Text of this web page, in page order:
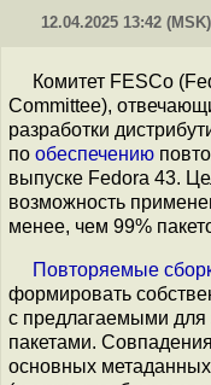
12.04.2025 13:42 (MSK)
Комитет FESCo
Committee),
разработки
по обеспечению
выпуске Fedora 43.
возможность
менее, чем 99%
Повторяемые
формировать
с предлагаемыми для
пакетами.
основных